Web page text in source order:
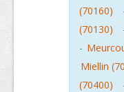
(70160)
(70130)
-
Miellin
(70400)